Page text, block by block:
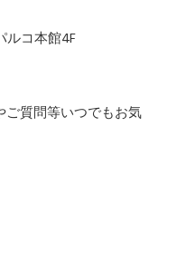
ルコ本館4F
ご質問等いつでもお気